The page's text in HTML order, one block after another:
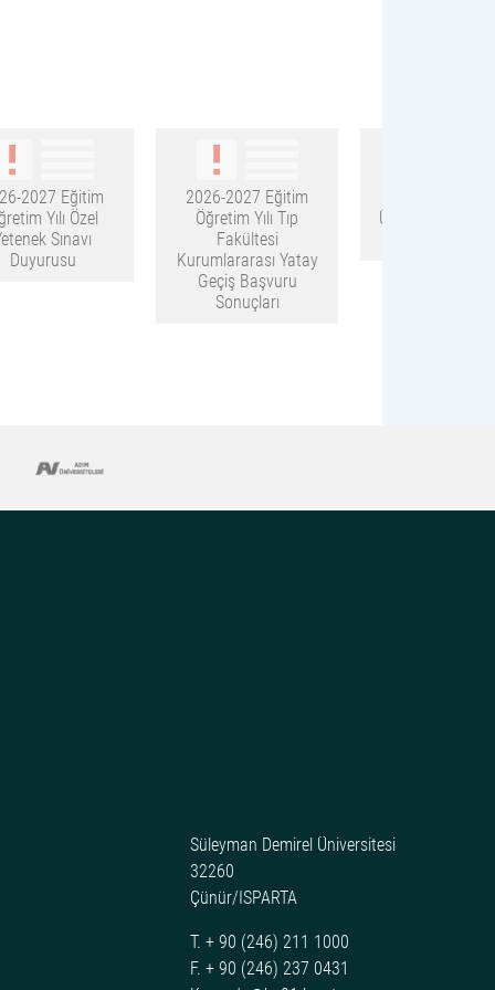
2027 Eğitim
Yılı Özel
Sınavı
Duyurusu
2026-2027 Eğitim
Öğretim Yılı Tıp
Fakültesi
Kurumlararası Yatay
Geçiş Başvuru
Sonuçları
Üniversitesi”
Süleyman Demirel Üniversitesi
32260
Çünür/ISPARTA
T. + 90 (246) 211 1000
F. + 90 (246) 237 0431